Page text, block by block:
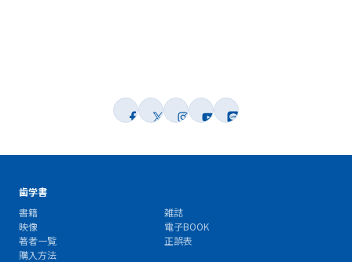
歯学書
書籍
雑誌
映像
電子BOOK
著者一覧
正誤表
購入方法